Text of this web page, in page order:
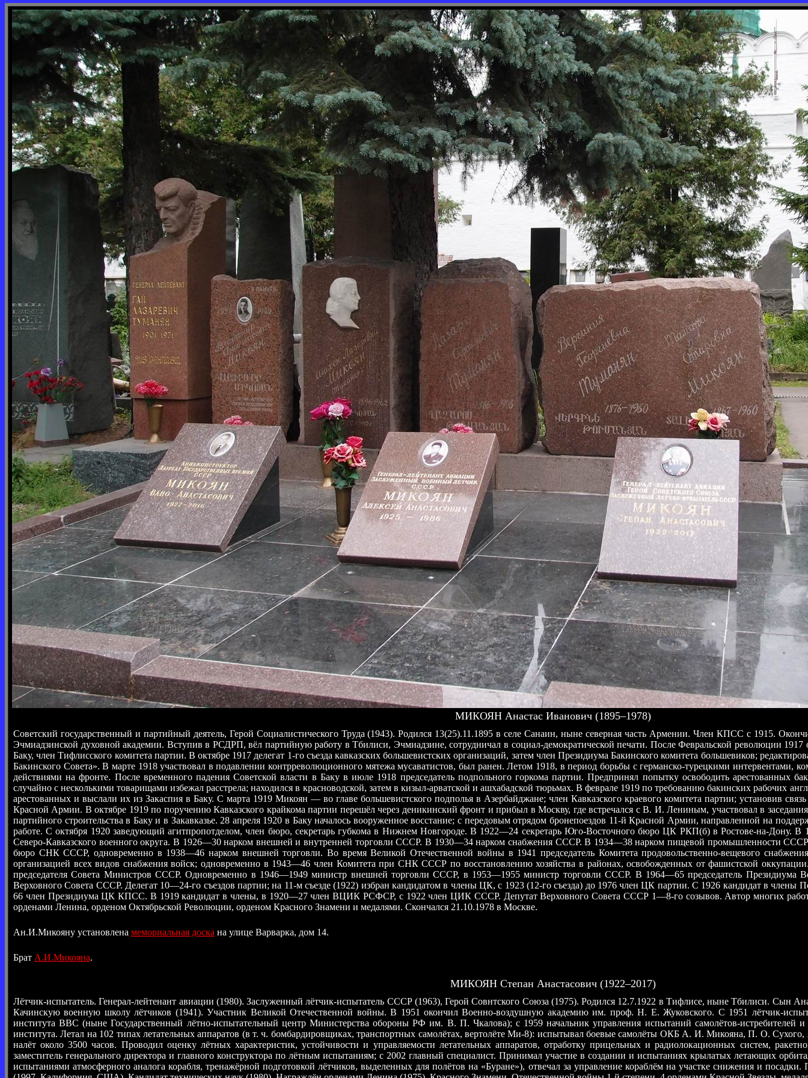
МИКОЯН Анастас Иванович (1895–1978)
Советский государственный и партийный деятель, Герой Социалистического Труда (1943). Родился 13(25).11.1895 в селе Санаин, ныне северная часть Армении. Член КПСС с 1915.
Эчмиадзинской духовной академии. Вступив в РСДРП, вёл партийную работу в Тбилиси, Эчмиадзине, сотрудничал в социал-демократической печати. После Февральской революции 1917
Баку, член Тифлисского комитета партии. В октябре 1917 делегат 1-го съезда кавказских большевистских организаций, затем член Президиума Бакинского комитета большевиков;
Бакинского Совета». В марте 1918 участвовал в подавлении контрреволюционного мятежа мусаватистов, был ранен. Летом 1918, в период борьбы с германско-турецкими интервентами,
действиями на фронте. После временного падения Советской власти в Баку в июле 1918 председатель подпольного горкома партии. Предпринял попытку освободить арестованных
случайно с несколькими товарищами избежал расстрела; находился в красноводской, затем в кизыл-арватской и ашхабадской тюрьмах. В феврале 1919 по требованию бакинских рабочих
арестованных и выслали их из Закаспия в Баку. С марта 1919 Микоян — во главе большевистского подполья в Азербайджане; член Кавказского краевого комитета партии; установив
Красной Армии. В октябре 1919 по поручению Кавказского крайкома партии перешёл через деникинский фронт и прибыл в Москву, где встречался с В. И. Лениным, участвовал в
партийного строительства в Баку и в Закавказье. 28 апреля 1920 в Баку началось вооруженное восстание; с передовым отрядом бронепоездов 11-й Красной Армии, направленной на
работе. С октября 1920 заведующий агитпропотделом, член бюро, секретарь губкома в Нижнем Новгороде. В 1922—24 секретарь Юго-Восточного бюро ЦК РКП(б) в Ростове-на-Дону. В
Северо-Кавказского военного округа. В 1926—30 нарком внешней и внутренней торговли СССР. В 1930—34 нарком снабжения СССР. В 1934—38 нарком пищевой промышленности
бюро СНК СССР, одновременно в 1938—46 нарком внешней торговли. Во время Великой Отечественной войны в 1941 председатель Комитета продовольственно-вещевого
организацией всех видов снабжения войск; одновременно в 1943—46 член Комитета при СНК СССР по восстановлению хозяйства в районах, освобожденных от фашистской
председателя Совета Министров СССР. Одновременно в 1946—1949 министр внешней торговли СССР, в 1953—1955 министр торговли СССР. В 1964—65 председатель Президиума
Верховного Совета СССР. Делегат 10—24-го съездов партии; на 11-м съезде (1922) избран кандидатом в члены ЦК, с 1923 (12-го съезда) до 1976 член ЦК партии. С 1926 кандидат в
66 член Президиума ЦК КПСС. В 1919 кандидат в члены, в 1920—27 член ВЦИК РСФСР, с 1922 член ЦИК СССР. Депутат Верховного Совета СССР 1—8-го созывов. Автор многих работ
орденами Ленина, орденом Октябрьской Революции, орденом Красного Знамени и медалями. Скончался 21.10.1978 в Москве.
Ан.И.Микояну установлена мемориальная доска на улице Варварка, дом 14.
Брат А.И.Микояна.
МИКОЯН Степан Анастасович (1922–2017)
Лётчик-испытатель. Генерал-лейтенант авиации (1980). Заслуженный лётчик-испытатель СССР (1963), Герой Совнтского Союза (1975). Родился 12.7.1922 в Тифлисе, ныне Тбилиси. Сын
Качинскую военную школу лётчиков (1941). Участник Великой Отечественной войны. В 1951 окончил Военно-воздушную академию им. проф. Н. Е. Жуковского. С 1951 лётчик-
института ВВС (ныне Государственный лётно-испытательный центр Министерства обороны РФ им. В. П. Чкалова); с 1959 начальник управления испытаний самолётов-истребителей и
института. Летал на 102 типах летательных аппаратов (в т. ч. бомбардировщиках, транспортных самолётах, вертолёте Ми-8): испытывал боевые самолёты ОКБ А. И. Микояна, П. О.
налёт около 3500 часов. Проводил оценку лётных характеристик, устойчивости и управляемости летательных аппаратов, отработку прицельных и радиолокационных систем,
заместитель генерального директора и главного конструктора по лётным испытаниям; с 2002 главный специалист. Принимал участие в создании и испытаниях крылатых летающих
испытаниями атмосферного аналога корабля, тренажёрной подготовкой лётчиков, выделенных для полётов на «Буране»), отвечал за управление кораблём на участке снижения и